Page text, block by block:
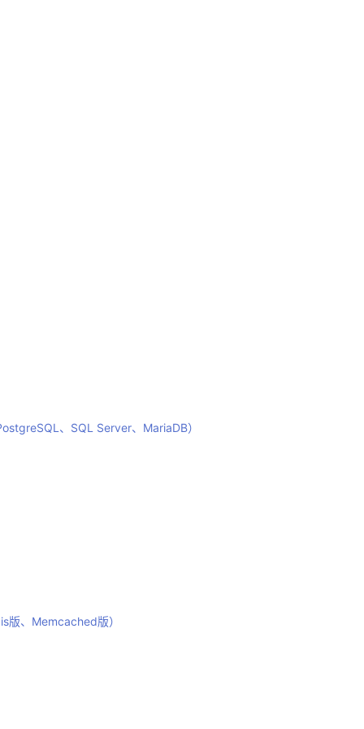
、SQL Server、MariaDB）
版、Memcached版）